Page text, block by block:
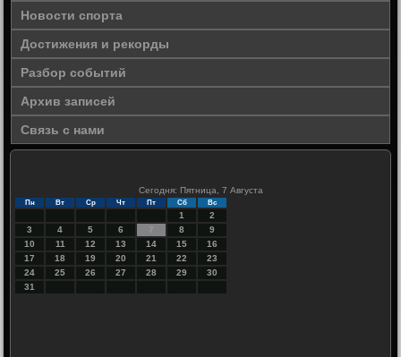
Новости спорта
Достижения и рекорды
Разбор событий
Архив записей
Связь с нами
Сегодня: Пятница, 7 Августа
Пн Вт Ср Чт Пт Сб Вс
1
2
3
4 5 6 7 8
9
10
11 12 13 14 15
16
17
18 19 20 21 22
23
24
25 26 27 28 29
30
31